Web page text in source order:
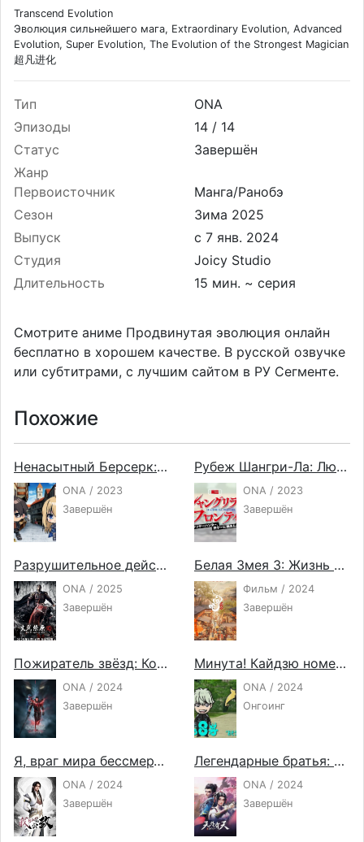
Transcend Evolution
Эволюция сильнейшего мага, Extraordinary Evolution, Advanced
Evolution, Super Evolution, The Evolution of the Strongest Magician
超凡进化
Тип
ONA
Эпизоды
14 / 14
Статус
Завершён
Жанр
Первоисточник
Манга/Ранобэ
Сезон
Зима 2025
Выпуск
Студия
Joicy Studio
Длительность
15 мин. ~ серия
Смотрите аниме Продвинутая эволюция онлайн
бесплатно в хорошем качестве. В русской озвучке
или субтитрами, с лучшим сайтом в РУ Сегменте.
Похожие
Ненасытный Берсерк: Мини-аниме
ONA / 2023
Завершён
Рубеж Шангри-Ла: Любитель игрошлака бросает вызов топ-игре — Мини-аниме
ONA / 2023
Завершён
Разрушительное действие времени 2
ONA / 2025
Завершён
Белая Змея 3: Жизнь на воде
Фильм / 2024
Завершён
Пожиратель звёзд: Континент застывшей крови
ONA / 2024
Завершён
Минута! Кайдзю номер восемь
ONA / 2024
Онгоинг
Я, враг мира бессмертных
ONA / 2024
Завершён
Легендарные братья: Нет предела совершенствованию
ONA / 2024
Завершён